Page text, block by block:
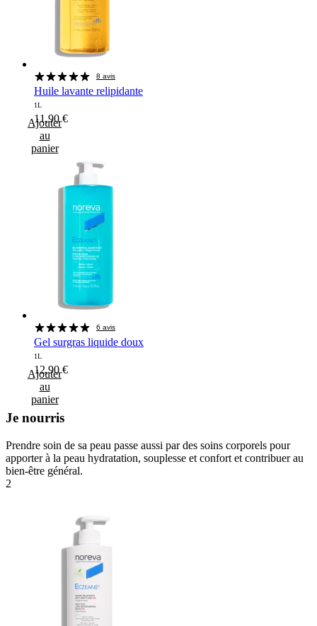
8 avis
Huile lavante relipidante
1L
11,90€
Ajouter
au
panier
6 avis
Gel surgras liquide doux
1L
12,90€
Ajouter
au
panier
Je nourris
Prendre soin de sa peau passe aussi par des soins corporels pour
apporter à la peau hydratation, souplesse et confort et contribuer au
bien-être général.
2